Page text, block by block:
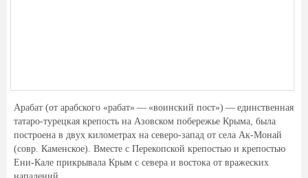
Арабат (от арабского «рабат» — «воинский пост») — единственная
татаро-турецкая крепость на Азовском побережье Крыма, была
построена в двух километрах на северо-запад от села Ак-Монай
(совр. Каменское). Вместе с Перекопской крепостью и крепостью
Ени-Кале прикрывала Крым с севера и востока от вражеских